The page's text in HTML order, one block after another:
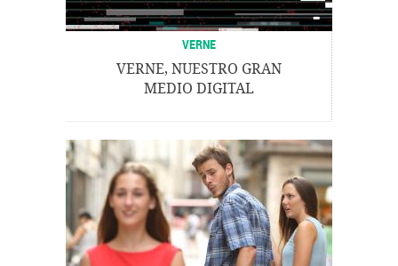
VERNE
VERNE, NUESTRO GRAN
MEDIO DIGITAL